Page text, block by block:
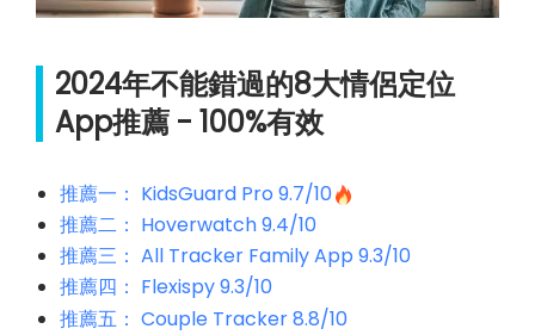
2024年不能錯過的8大情侶定位
App推薦 - 100%有效
推薦一： KidsGuard Pro 9.7/10
推薦二： Hoverwatch 9.4/10
推薦三： All Tracker Family App 9.3/10
推薦四： Flexispy 9.3/10
推薦五： Couple Tracker 8.8/10